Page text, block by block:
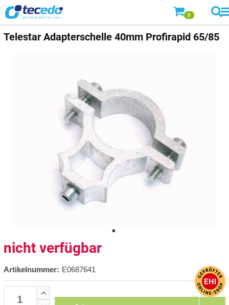
0
Telestar Adapterschelle 40mm Profirapid 65/85
nicht verfügbar
Artikelnummer: E0687641